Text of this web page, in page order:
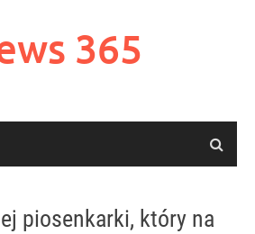
365
piosenkarki, który na